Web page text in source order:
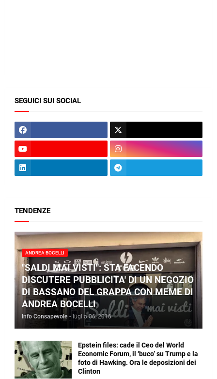
SEGUICI SUI SOCIAL
TENDENZE
ANDREA BOCELLI
"SALDI MAI VISTI": STA FACENDO
DISCUTERE PUBBLICITA' DI UN NEGOZIO
DI BASSANO DEL GRAPPA CON MEME DI
ANDREA BOCELLI
Info Consapevole - luglio 06, 2016
Epstein files: cade il Ceo del World
Economic Forum, il ‘buco’ su Trump e la
foto di Hawking. Ora le deposizioni dei
Clinton